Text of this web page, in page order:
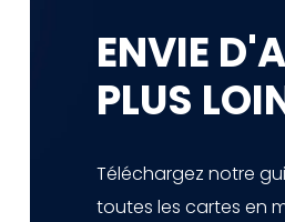
ENVIE
PLUS
Téléchargez notre
toutes les cartes en